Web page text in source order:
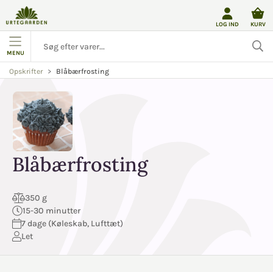
LOG IND KURV
MENU
Opskrifter Blåbærfrosting
Blåbærfrosting
350 g
15-30 minutter
7 dage (Køleskab, Lufttæt)
Let